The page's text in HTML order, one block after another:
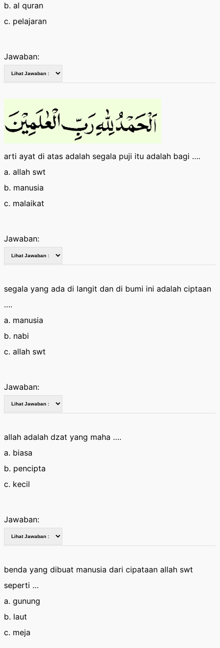
b. al quran
c. pelajaran
Jawaban:
arti ayat di atas adalah segala puji itu adalah bagi ….
a. allah swt
b. manusia
c. malaikat
Jawaban:
segala yang ada di langit dan di bumi ini adalah ciptaan
….
a. manusia
b. nabi
c. allah swt
Jawaban:
allah adalah dzat yang maha ….
a. biasa
b. pencipta
c. kecil
Jawaban:
benda yang dibuat manusia dari cipataan allah swt
seperti …
a. gunung
b. laut
c. meja